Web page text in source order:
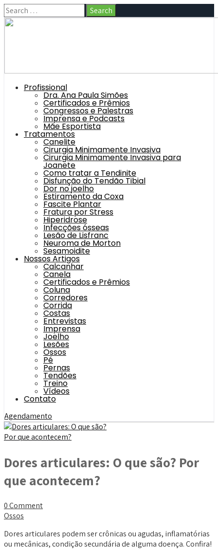
Profissional
Dra. Ana Paula Simões
Certificados e Prêmios
Congressos e Palestras
Imprensa e Podcasts
Mãe Esportista
Tratamentos
Canelite
Cirurgia Minimamente Invasiva
Cirurgia Minimamente Invasiva para
Joanete
Como tratar a Tendinite
Disfunção do Tendão Tibial
Dor no joelho
Estiramento da Coxa
Fascite Plantar
Fratura por Stress
Hiperidrose
Infecções ósseas
Lesão de Lisfranc
Neuroma de Morton
Sesamoidite
Nossos Artigos
Calcanhar
Canela
Certificados e Prêmios
Coluna
Corredores
Corrida
Costas
Entrevistas
Imprensa
Joelho
Lesões
Ossos
Pé
Pernas
Tendões
Treino
Vídeos
Contato
Agendamento
Dores articulares: O que são? Por
que acontecem?
0 Comment
Ossos
Dores articulares podem ser crônicas ou agudas, inflamatórias
ou mecânicas, condição secundária de alguma doença. Confira!